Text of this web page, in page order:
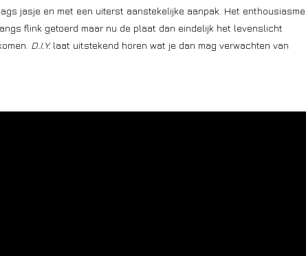
jasje en met een uiterst aanstekelijke aanpak. Het enthousiasme
flink getoerd maar nu de plaat dan eindelijk het levenslicht
D.I.Y.laat uitstekend horen wat je dan mag verwachten van